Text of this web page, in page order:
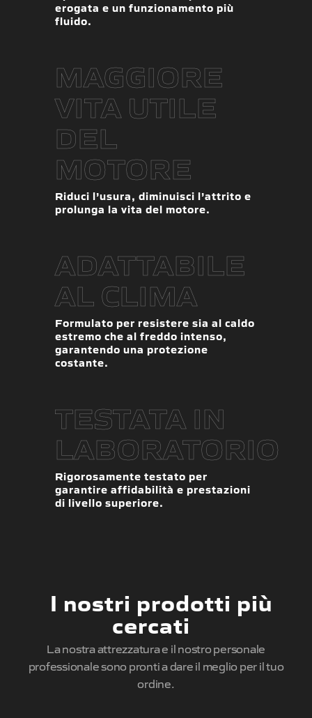
erogata e un funzionamento più
fluido.
MAGGIORE
VITA UTILE
DEL
MOTORE
Riduci l’usura, diminuisci l’attrito e
prolunga la vita del motore.
ADATTABILE
AL CLIMA
Formulato per resistere sia al caldo
estremo che al freddo intenso,
garantendo una protezione
costante.
TESTATA IN
LABORATORIO
Rigorosamente testato per
garantire affidabilità e prestazioni
di livello superiore.
I nostri prodotti più
cercati
La nostra attrezzatura e il nostro personale
professionale sono pronti a dare il meglio per il tuo
ordine.